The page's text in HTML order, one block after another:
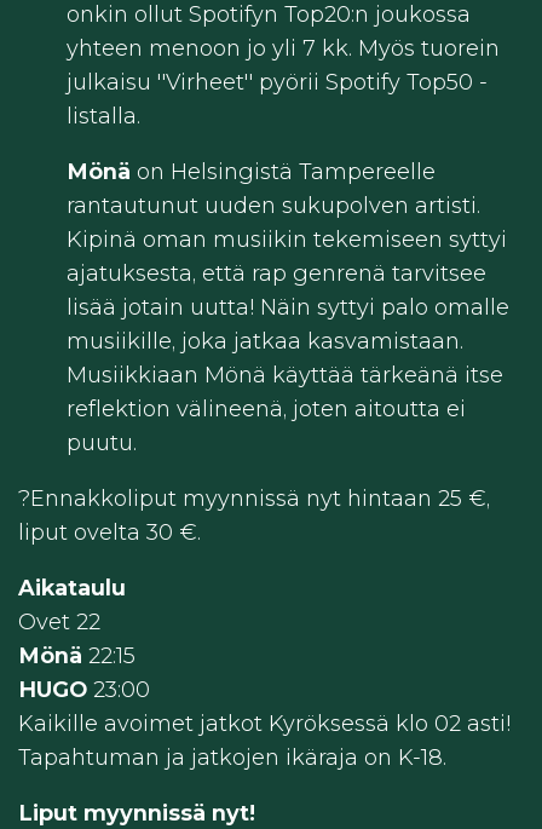
onkin ollut Spotifyn Top20:n joukossa
yhteen menoon jo yli 7 kk. Myös tuorein
julkaisu ''Virheet'' pyörii Spotify Top50 -
listalla.
Mönä on Helsingistä Tampereelle
rantautunut uuden sukupolven artisti.
Kipinä oman musiikin tekemiseen syttyi
ajatuksesta, että rap genrenä tarvitsee
lisää jotain uutta! Näin syttyi palo omalle
musiikille, joka jatkaa kasvamistaan.
Musiikkiaan Mönä käyttää tärkeänä itse
reflektion välineenä, joten aitoutta ei
puutu.
?️Ennakkoliput myynnissä nyt hintaan 25 €,
liput ovelta 30 €.
Aikataulu
Ovet 22
Mönä 22:15
HUGO 23:00
Kaikille avoimet jatkot Kyröksessä klo 02 asti!
Tapahtuman ja jatkojen ikäraja on K-18.
Liput myynnissä nyt!